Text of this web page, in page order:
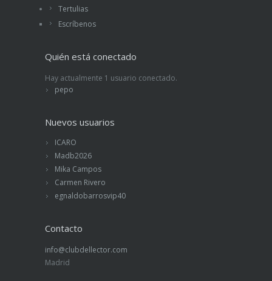
Tertulias
Escríbenos
Quién está conectado
Hay actualmente 1 usuario conectado.
pepo
Nuevos usuarios
ICARO
Madb2026
Mika Campos
Carmen Rivero
egnaldobarrosvip40
Contacto
info@clubdellector.com
Madrid